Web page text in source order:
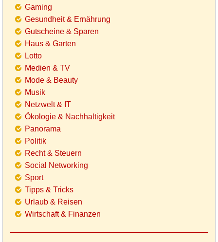
Gaming
Gesundheit & Ernährung
Gutscheine & Sparen
Haus & Garten
Lotto
Medien & TV
Mode & Beauty
Musik
Netzwelt & IT
Ökologie & Nachhaltigkeit
Panorama
Politik
Recht & Steuern
Social Networking
Sport
Tipps & Tricks
Urlaub & Reisen
Wirtschaft & Finanzen